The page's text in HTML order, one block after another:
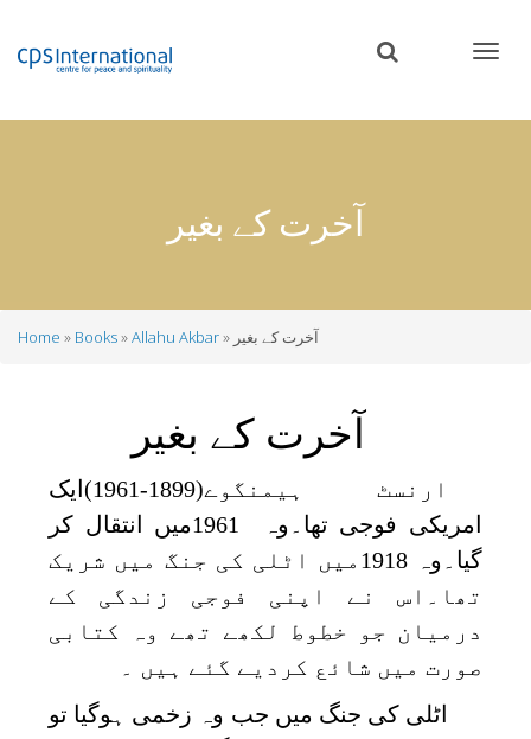
content
آخرت کے بغیر
Home Books Allahu Akbar آخرت کے بغیر
آخرت کے بغیر
ارنسٹ ہیمنگوے(1899-1961)ایک
امریکی فوجی تھا۔وہ 1961میں انتقال کر
گیا۔وہ 1918میں اٹلی کی جنگ میں شریک
تھا۔اس نے اپنی فوجی زندگی کے
درمیان جو خطوط لکھے تھے وہ کتابی
صورت میں شائع کردیے گئے ہیں ۔
اٹلی کی جنگ میں جب وہ زخمی ہوگیا تو